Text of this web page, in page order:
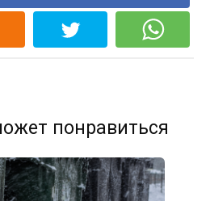
понравиться